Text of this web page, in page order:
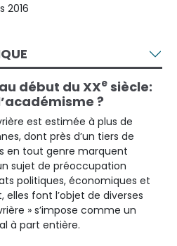
2016
début du XXe siècle:
?
est estimée à plus de
dont près d’un tiers de
en tout genre marquent
sujet de préoccupation
politiques, économiques et
elles font l’objet de diverses
» s’impose comme un
à part entière.